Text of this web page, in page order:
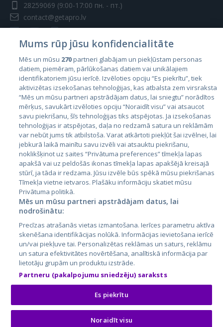
28259069 (9:00-17:00 пн. - пт.)
contact@getapro.lv
Страны
Эстония
Латвия
Литва
City24.lv
City24.ee
GetaPro.lv
GetaPro.ee
Skelbiu.lt
Autoplius.lt
Aruodas.lt
Kainos.lt
Paslaugos.lt
auto24.ee
KV.ee
Osta.ee
KuldneBörs.ee
Mums rūp jūsu konfidencialitāte
Mēs un mūsu 270partneri glabājam un piekļūstam personas
datiem, piemēram, pārlūkošanas datiem vai unikālajiem
identifikatoriem jūsu ierīcē. Izvēloties opciju “Es piekrītu”, tiek
aktivizētas izsekošanas tehnoloģijas, kas atbalsta zem virsraksta
“Mēs un mūsu partneri apstrādājam datus, lai sniegtu” norādītos
mērķus, savukārt izvēloties opciju “Noraidīt visu” vai atsaucot
savu piekrišanu, šīs tehnoloģijas tiks atspējotas. Ja izsekošanas
tehnoloģijas ir atspējotas, daļa no redzamā satura un reklāmām
var nebūt jums tik atbilstoša. Varat atkārtoti piekļūt šai izvēlnei, lai
jebkurā laikā mainītu savu izvēli vai atsauktu piekrišanu,
noklikšķinot uz saites “Privātuma preferences” tīmekļa lapas
apakšā vai uz peldošās ikonas tīmekļa lapas apakšējā kreisajā
stūrī, ja tāda ir redzama. Jūsu izvēle būs spēkā mūsu piekrišanas
Tīmekļa vietne ietvaros. Plašāku informāciju skatiet mūsu
Privātuma politikā.
Mēs un mūsu partneri apstrādājam datus, lai
nodrošinātu:
Precīzas atrašanās vietas izmantošana. Ierīces parametru aktīva
skenēšana identifikācijas nolūkā. Informācijas ievietošana ierīcē
un/vai piekļuve tai. Personalizētas reklāmas un saturs, reklāmu
un satura efektivitātes novērtēšana, analītiskā informācija par
lietotāju grupām un produktu izstrāde.
Partneru (pakalpojumu sniedzēju) saraksts
Es piekrītu
Noraidīt visu